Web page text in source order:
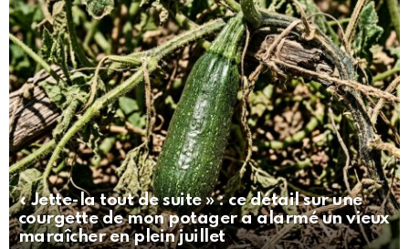
« Jette-la tout de suite » : ce détail sur une
courgette de mon potager a alarmé un vieux
maraîcher en plein juillet